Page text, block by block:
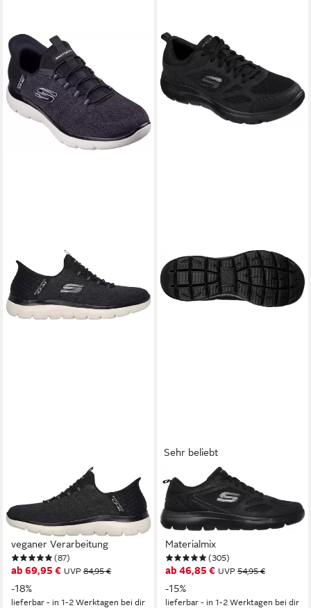
SUMMITS-KEY PACE Slip-On
Sneaker Slipper,
Freizeitschuh, Halbschuh in
veganer Verarbeitung
(87)
ab 69,95 € UVP 84,95 €
-18%
lieferbar - in 1-2 Werktagen bei dir
Sehr beliebt
SKECHERS
Summits-South Rim Sneaker,
Freizeitschuh, Halbschuh,
Schnürschuh im modernen
Materialmix
(305)
ab 46,85 € UVP 54,95 €
-15%
lieferbar - in 1-2 Werktagen bei dir